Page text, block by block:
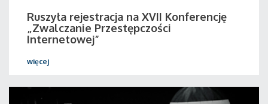
Ruszyła rejestracja na XVII Konferencję
„Zwalczanie Przestępczości
Internetowej”
więcej